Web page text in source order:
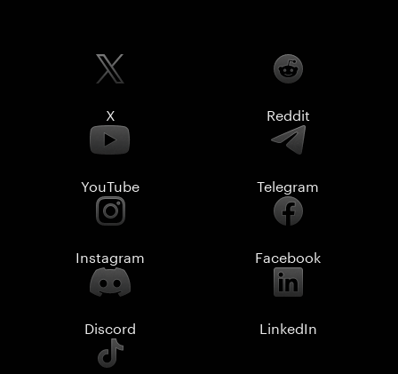
X Reddit
YouTube Telegram
Instagram Facebook
Discord LinkedIn